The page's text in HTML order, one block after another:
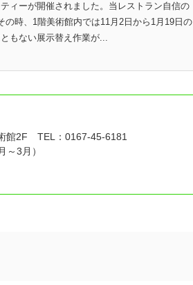
ィーが開催されました。当レストラン自信の
時、1階美術館内では11月2日から1月19日の
もない展示替え作業が...
館2F TEL：0167-45-6181
3月）